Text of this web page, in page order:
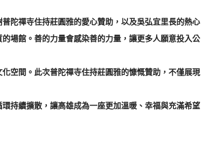
陀禪寺住持莊圓雅的愛心贊助，以及吳弘宜里長的熱心
場館。善的力量會感染善的力量，讓更多人願意投入公
空間。此次普陀禪寺住持莊圓雅的慷慨贊助，不僅展現
持續擴散，讓高雄成為一座更加溫暖、幸福與充滿希望